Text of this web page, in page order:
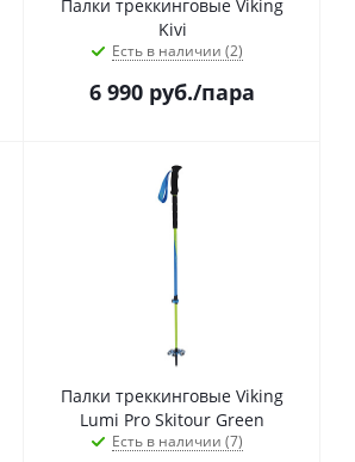
Палки треккинговые Viking
Kivi
Есть в наличии (2)
6 990 руб./пара
Палки треккинговые Viking
Lumi Pro Skitour Green
Есть в наличии (7)